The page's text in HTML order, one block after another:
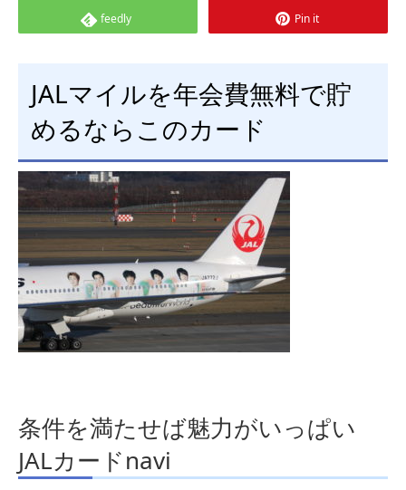
feedly Pin it
JALマイルを年会費無料で貯
めるならこのカード
条件を満たせば魅力がいっぱい
JALカードnavi